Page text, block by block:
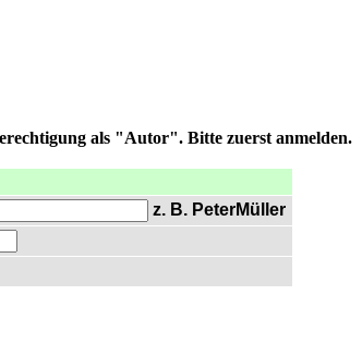
als "Autor". Bitte zuerst anmelden.
z. B. PeterMüller